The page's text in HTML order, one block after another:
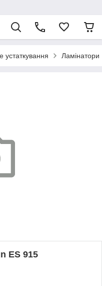
устаткування Ламінатори
ES 915